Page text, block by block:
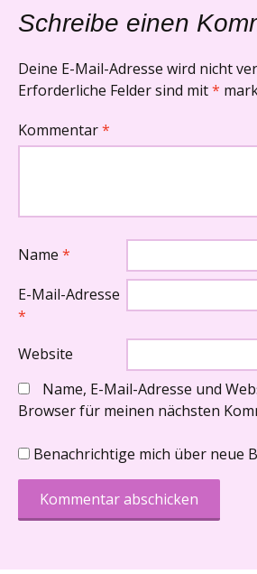
Schreibe einen
Deine E-Mail-Adresse wird nicht
Erforderliche Felder sind mit*
Kommentar*
Name *
E-Mail-Adresse
*
Website
Name, E-Mail-Adresse und
Browser für meinen nächsten
Benachrichtige mich über neue